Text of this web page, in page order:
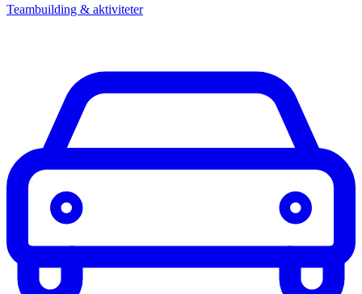
Teambuilding & aktiviteter